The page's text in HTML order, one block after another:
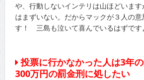
や、行動しないインテリは山ほどいま
はまずいない。だからマックが３人の
す！ 三島も泣いて喜んでいるはずです
投票に行かなかった人は3年
300万円の罰金刑に処したい